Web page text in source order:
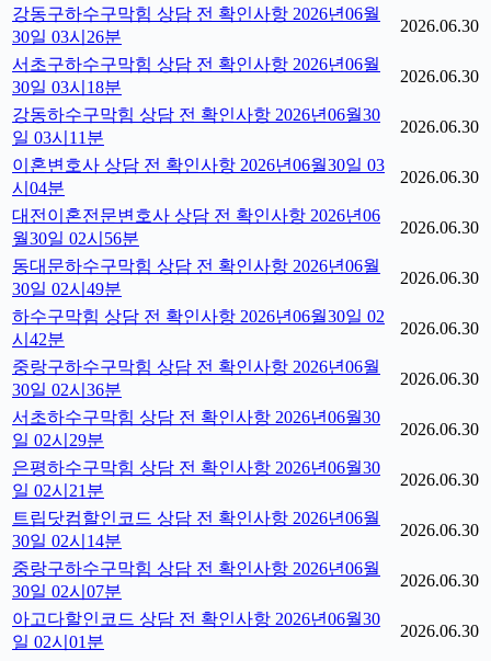
강동구하수구막힘 상담 전 확인사항 2026년06월
30일 03시26분
2026.06.30
서초구하수구막힘 상담 전 확인사항 2026년06월
30일 03시18분
2026.06.30
강동하수구막힘 상담 전 확인사항 2026년06월30
일 03시11분
2026.06.30
이혼변호사 상담 전 확인사항 2026년06월30일 03
시04분
2026.06.30
대전이혼전문변호사 상담 전 확인사항 2026년06
월30일 02시56분
2026.06.30
동대문하수구막힘 상담 전 확인사항 2026년06월
30일 02시49분
2026.06.30
하수구막힘 상담 전 확인사항 2026년06월30일 02
시42분
2026.06.30
중랑구하수구막힘 상담 전 확인사항 2026년06월
30일 02시36분
2026.06.30
서초하수구막힘 상담 전 확인사항 2026년06월30
일 02시29분
2026.06.30
은평하수구막힘 상담 전 확인사항 2026년06월30
일 02시21분
2026.06.30
트립닷컴할인코드 상담 전 확인사항 2026년06월
30일 02시14분
2026.06.30
중랑구하수구막힘 상담 전 확인사항 2026년06월
30일 02시07분
2026.06.30
아고다할인코드 상담 전 확인사항 2026년06월30
일 02시01분
2026.06.30